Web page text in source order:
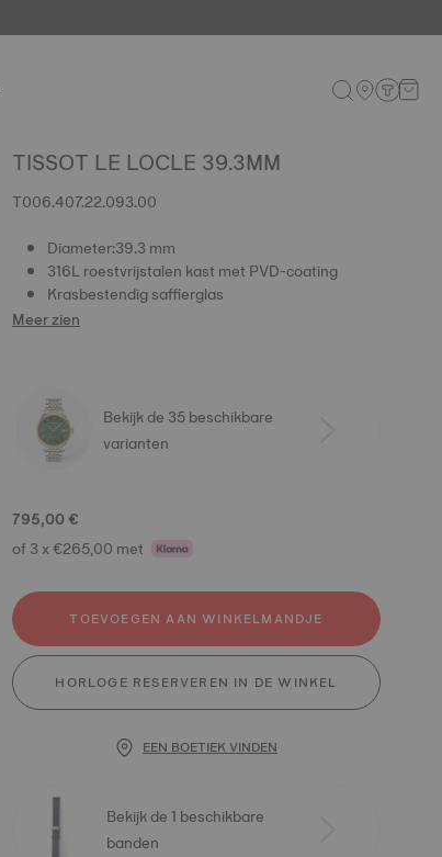
TISSOT LE LOCLE 39.3MM
T006.407.22.093.00
Diameter:39.3 mm
316L roestvrijstalen kast met PVD-coating
Krasbestendig saffierglas
Meer zien
Bekijk de 35 beschikbare
varianten
795,00 €
of 3 x €265,00 met
TOEVOEGEN AAN WINKELMANDJE
HORLOGE RESERVEREN IN DE WINKEL
EEN BOETIEK VINDEN
Bekijk de 1 beschikbare
banden